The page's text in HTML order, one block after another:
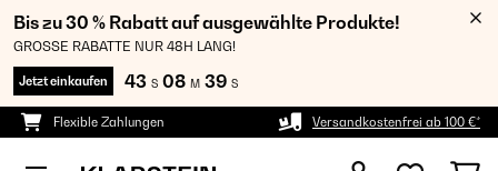
Bis zu 30 % Rabatt auf ausgewählte Produkte!
GROSSE RABATTE NUR 48H LANG!
Jetzt einkaufen 43 S 08 M 39 S
Flexible Zahlungen Versandkostenfrei ab 100 €*